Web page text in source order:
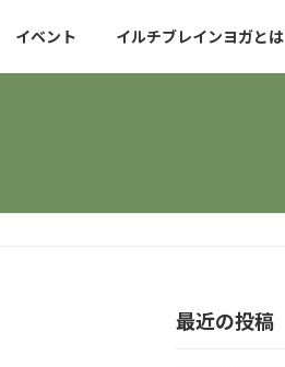
イベント イルチブレインヨガとは
最近の投稿